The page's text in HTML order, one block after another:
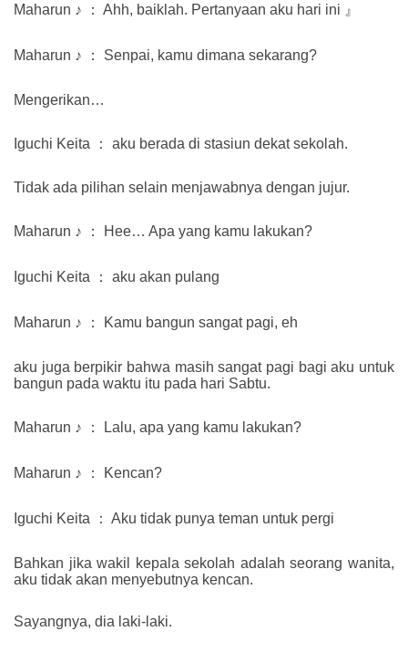
Maharun ♪ ： Ahh, baiklah. Pertanyaan aku hari ini 』
Maharun ♪ ： Senpai, kamu dimana sekarang?
Mengerikan…
Iguchi Keita ： aku berada di stasiun dekat sekolah.
Tidak ada pilihan selain menjawabnya dengan jujur.
Maharun ♪ ： Hee… Apa yang kamu lakukan?
Iguchi Keita ： aku akan pulang
Maharun ♪ ： Kamu bangun sangat pagi, eh
aku juga berpikir bahwa masih sangat pagi bagi aku untuk
bangun pada waktu itu pada hari Sabtu.
Maharun ♪ ： Lalu, apa yang kamu lakukan?
Maharun ♪ ： Kencan?
Iguchi Keita ： Aku tidak punya teman untuk pergi
Bahkan jika wakil kepala sekolah adalah seorang wanita,
aku tidak akan menyebutnya kencan.
Sayangnya, dia laki-laki.